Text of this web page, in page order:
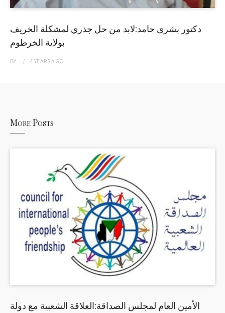
دكتور بشرى حامد:لابد من حل جذري لمشكلة الخريف
بولاية الخرطوم
BY 4 YEARSAGO
More Posts
الأمين العام لمجلس الصداقة:العلاقة الشعبية مع دولة